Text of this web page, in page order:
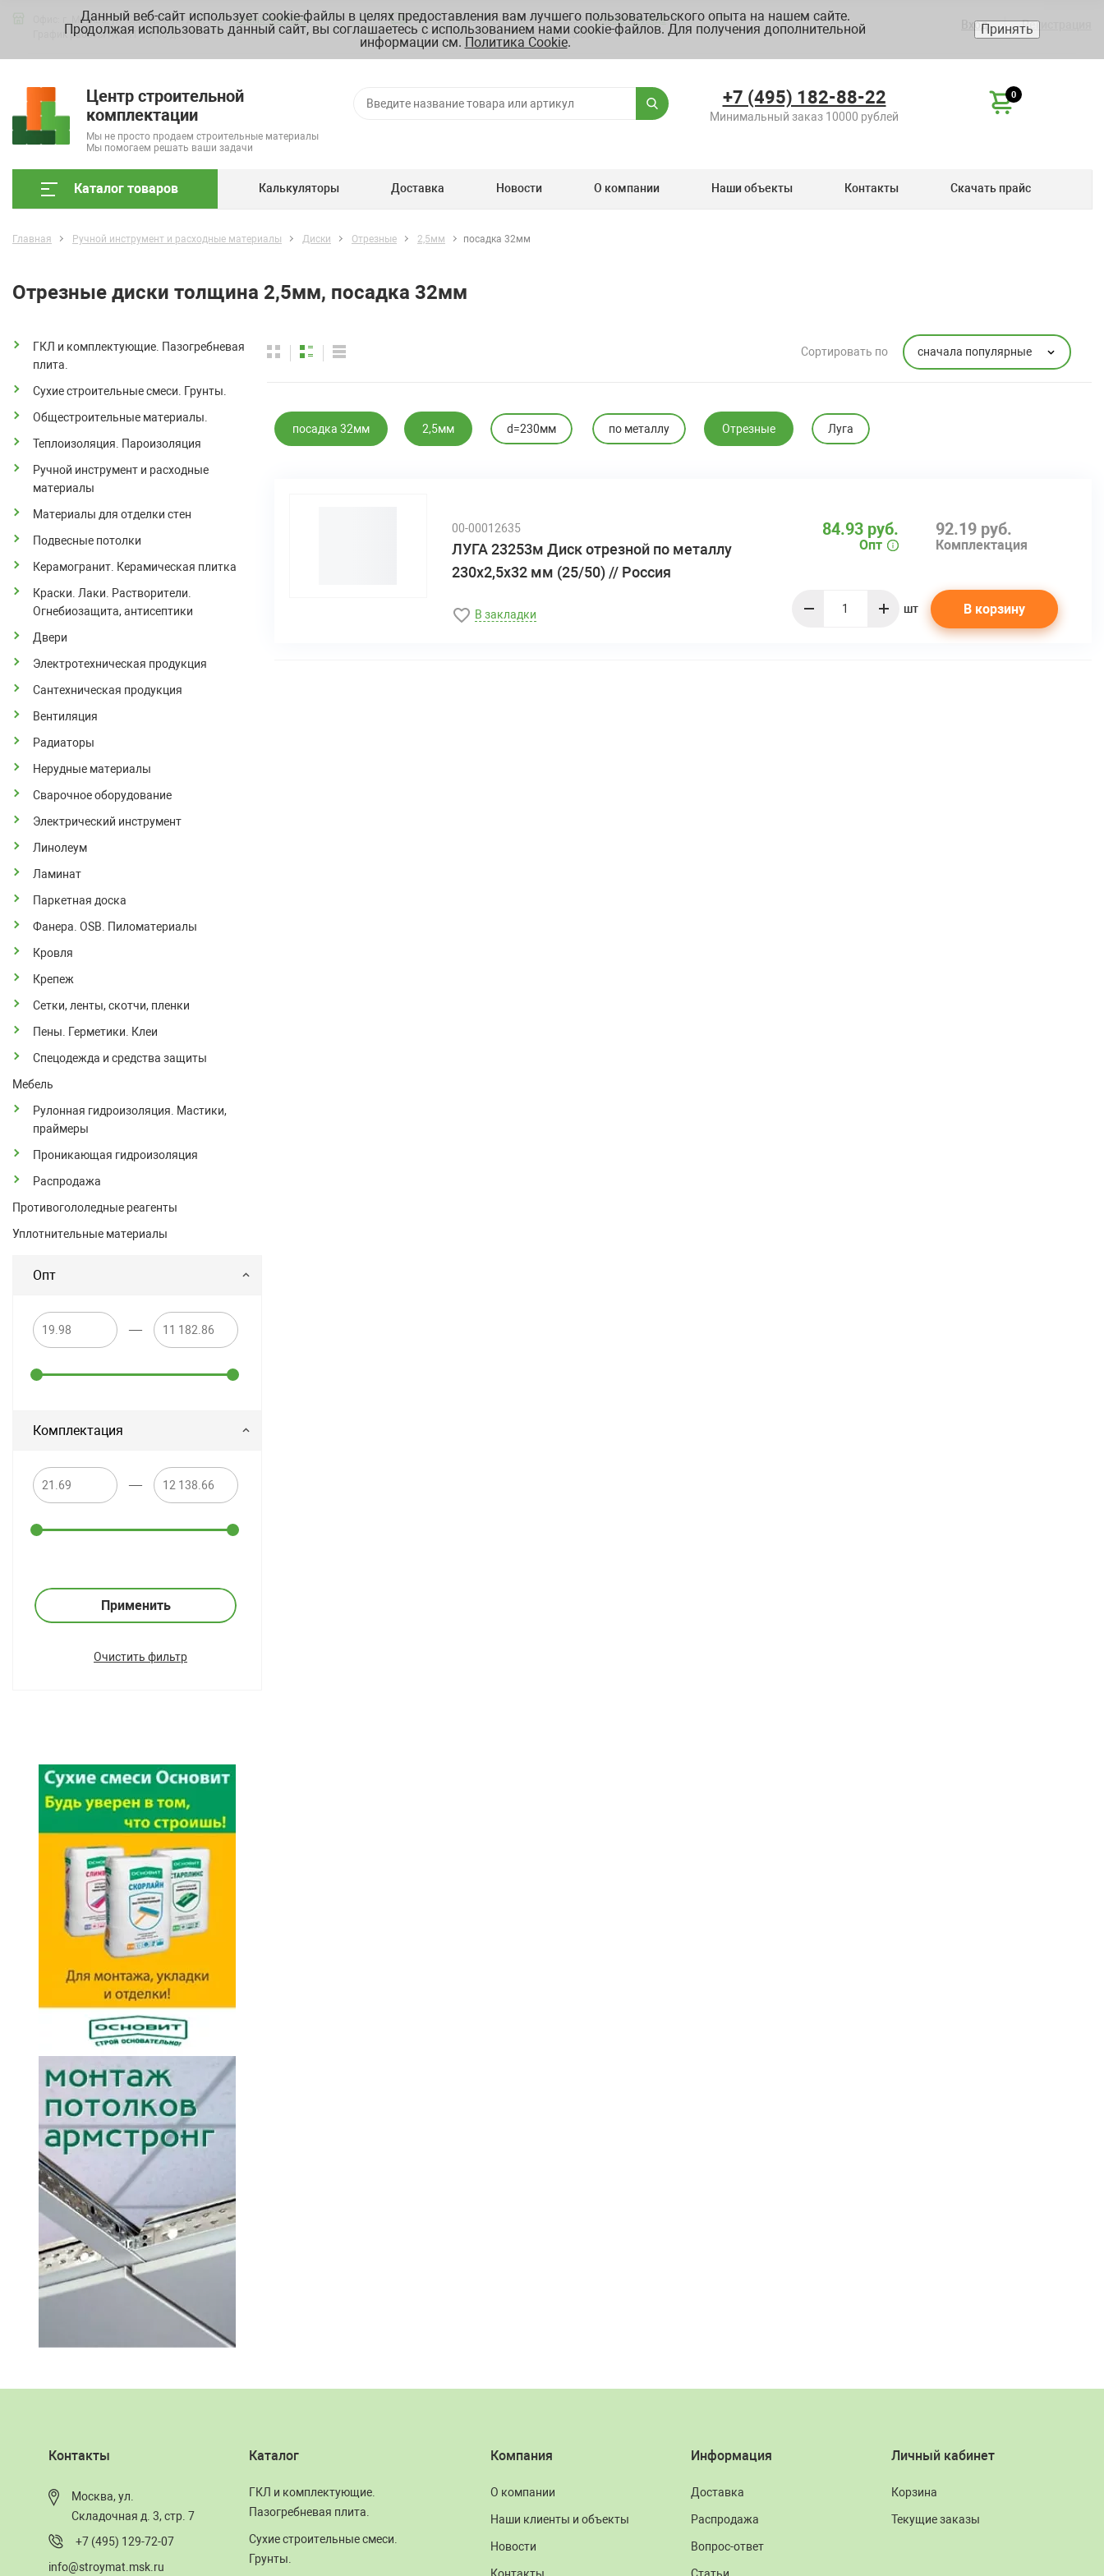
Вход Регистрация
Офис: г. Москва, ул. Складочная д. 3, стр. 7Схема проезда
График работы ПН-ПТ с 9.00 до 18.00
Склад: г. Москва, ул. Полярная, д.39 БСхема проезда
График работы ПН-ПТ с 8.00 до 20.00
Центр строительной
комплектации
Мы не просто продаем строительные материалы
Мы помогаем решать ваши задачи
+7 (495) 182-88-22
Минимальный заказ 10000 рублей
0
Каталог товаров Калькуляторы Доставка Новости О компании Наши объекты Контакты Скачать прайс
Главная Ручной инструмент и расходные материалы Диски Отрезные 2,5мм посадка 32мм
Отрезные диски толщина 2,5мм, посадка 32мм
Сортировать по сначала популярные
ГКЛ и комплектующие. Пазогребневая
плита.
Сухие строительные смеси. Грунты.
Общестроительные материалы.
Теплоизоляция. Пароизоляция
Ручной инструмент и расходные
материалы
Материалы для отделки стен
Подвесные потолки
Керамогранит. Керамическая плитка
Краски. Лаки. Растворители.
Огнебиозащита, антисептики
Двери
Электротехническая продукция
Сантехническая продукция
Вентиляция
Радиаторы
Нерудные материалы
Сварочное оборудование
Электрический инструмент
Линолеум
Ламинат
Паркетная доска
Фанера. OSB. Пиломатериалы
Кровля
Крепеж
Сетки, ленты, скотчи, пленки
Пены. Герметики. Клеи
Спецодежда и средства защиты
Мебель
Рулонная гидроизоляция. Мастики,
праймеры
Проникающая гидроизоляция
Распродажа
Противогололедные реагенты
Уплотнительные материалы
Опт
—
Комплектация
—
Применить
Очистить фильтр
посадка 32мм 2,5мм d=230мм по металлу Отрезные Луга
00-00012635
ЛУГА 23253м Диск отрезной по металлу
230х2,5х32 мм (25/50) // Россия
В закладки
92.19 руб.
Комплектация
84.93 руб.
Опт
шт В корзину
Контакты
Москва, ул.
Складочная д. 3, стр. 7
+7 (495) 129-72-07
info@stroymat.msk.ru
Каталог
ГКЛ и комплектующие.
Пазогребневая плита.
Сухие строительные смеси.
Грунты.
Компания
О компании
Наши клиенты и объекты
Новости
Контакты
Информация
Доставка
Распродажа
Вопрос-ответ
Статьи
Личный кабинет
Корзина
Текущие заказы
Данный веб-сайт использует cookie-файлы в целях предоставления вам лучшего пользовательского опыта на нашем сайте.
Продолжая использовать данный сайт, вы соглашаетесь с использованием нами cookie-файлов. Для получения дополнительной
информации см. Политика Cookie.
Принять